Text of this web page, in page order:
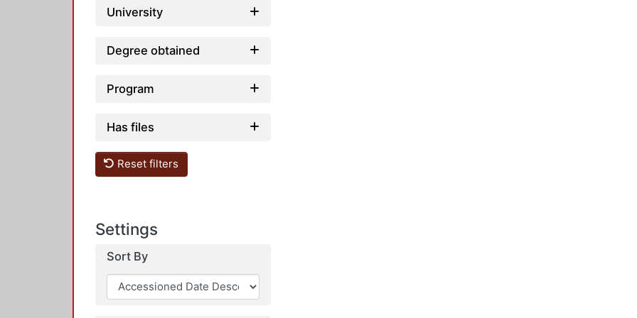
University
Degree obtained
Program
Has files
Reset filters
Settings
Sort By